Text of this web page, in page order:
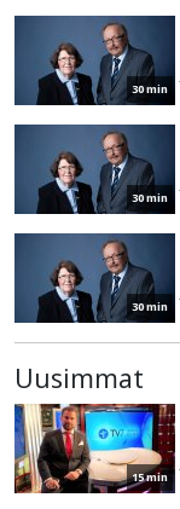
30 min
30 min
30 min
Uusimmat
15 min